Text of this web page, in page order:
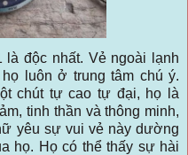
là độc nhất. Vẻ ngoài lạnh
luôn ở trung tâm chú ý.
chút tự cao tự đại, họ là
tinh thần và thông minh,
yêu sự vui vẻ này dường
họ. Họ có thể thấy sự hài